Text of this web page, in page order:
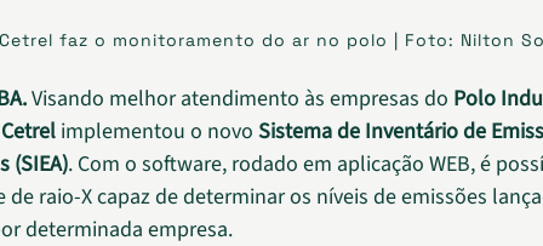
faz o monitoramento do ar no polo | Foto: Nilton
Visando melhor atendimento às empresas do Polo
Cetrel implementou o novo Sistema de Inventário de
(SIEA). Com o software, rodado em aplicação WEB, é
de raio-X capaz de determinar os níveis de emissões
determinada empresa.